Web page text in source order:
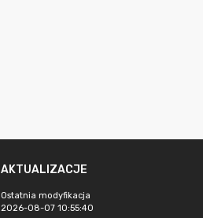
AKTUALIZACJE
Ostatnia modyfikacja
2026-08-07 10:55:40